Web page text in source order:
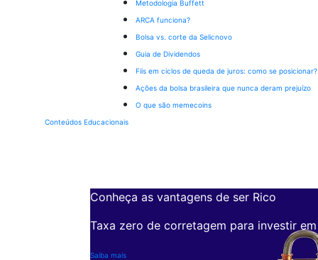
Metodologia Buffett
ARCA funciona?
Bolsa vs. corte da Selicnovo
Guia de Dividendos
Fiis em ciclos de queda de juros: como se posicionar?
Ações da bolsa brasileira que nunca deram prejuízo
O que são memecoins
Conteúdos Educacionais
Conheça as vantagens de ser Rico
Taxa zero de corretagem para investir
Saiba mais